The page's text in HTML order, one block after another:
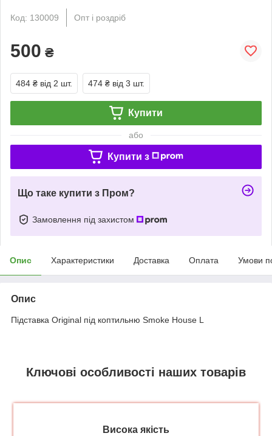
Код: 130009 Опт і роздріб
500 ₴
484 ₴ від 2 шт. 474 ₴ від 3 шт.
Купити
або
Купити з
Що таке купити з Пром?
Замовлення під захистом
Опис Характеристики Доставка Оплата Умови
Опис
Підставка Original під коптильню Smoke House L
Ключові особливості наших товарів
Висока якість